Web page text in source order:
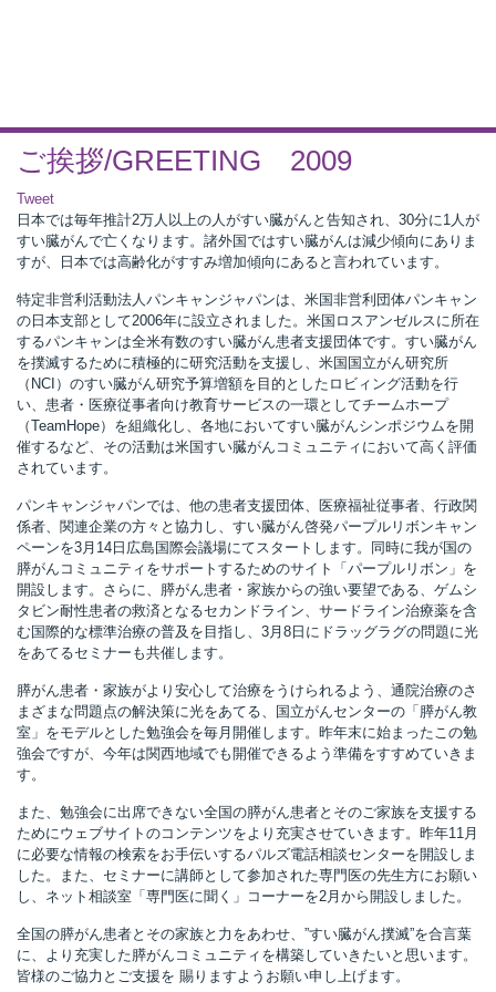
ご挨拶/GREETING 2009
Tweet
日本では毎年推計2万人以上の人がすい臓がんと告知され、30分に1人が
すい臓がんで亡くなります。諸外国ではすい臓がんは減少傾向にありま
すが、日本では高齢化がすすみ増加傾向にあると言われています。
特定非営利活動法人パンキャンジャパンは、米国非営利団体パンキャン
の日本支部として2006年に設立されました。米国ロスアンゼルスに所在
するパンキャンは全米有数のすい臓がん患者支援団体です。すい臓がん
を撲滅するために積極的に研究活動を支援し、米国国立がん研究所
（NCI）のすい臓がん研究予算増額を目的としたロビィング活動を行
い、患者・医療従事者向け教育サービスの一環としてチームホープ
（TeamHope）を組織化し、各地においてすい臓がんシンポジウムを開
催するなど、その活動は米国すい臓がんコミュニティにおいて高く評価
されています。
パンキャンジャパンでは、他の患者支援団体、医療福祉従事者、行政関
係者、関連企業の方々と協力し、すい臓がん啓発パープルリボンキャン
ペーンを3月14日広島国際会議場にてスタートします。同時に我が国の
膵がんコミュニティをサポートするためのサイト「パープルリボン」を
開設します。さらに、膵がん患者・家族からの強い要望である、ゲムシ
タビン耐性患者の救済となるセカンドライン、サードライン治療薬を含
む国際的な標準治療の普及を目指し、3月8日にドラッグラグの問題に光
をあてるセミナーも共催します。
膵がん患者・家族がより安心して治療をうけられるよう、通院治療のさ
まざまな問題点の解決策に光をあてる、国立がんセンターの「膵がん教
室」をモデルとした勉強会を毎月開催します。昨年末に始まったこの勉
強会ですが、今年は関西地域でも開催できるよう準備をすすめていきま
す。
また、勉強会に出席できない全国の膵がん患者とそのご家族を支援する
ためにウェブサイトのコンテンツをより充実させていきます。昨年11月
に必要な情報の検索をお手伝いするパルズ電話相談センターを開設しま
した。また、セミナーに講師として参加された専門医の先生方にお願い
し、ネット相談室「専門医に聞く」コーナーを2月から開設しました。
全国の膵がん患者とその家族と力をあわせ、”すい臓がん撲滅”を合言葉
に、より充実した膵がんコミュニティを構築していきたいと思います。
皆様のご協力とご支援を 賜りますようお願い申し上げます。